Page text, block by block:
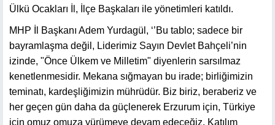
Ülkü Ocakları İl, İlçe Başkaları ile yönetimleri katıldı.
MHP İl Başkanı Adem Yurdagül, ‘’Bu tablo; sadece bir
bayramlaşma değil, Liderimiz Sayın Devlet Bahçeli’nin
izinde, "Önce Ülkem ve Milletim" diyenlerin sarsılmaz
kenetlenmesidir. Mekana sığmayan bu irade; birliğimizin
teminatı, kardeşliğimizin mührüdür. Biz biriz, beraberiz ve
her geçen gün daha da güçlenerek Erzurum için, Türkiye
için omuz omuza yürümeye devam edeceğiz. Katılım